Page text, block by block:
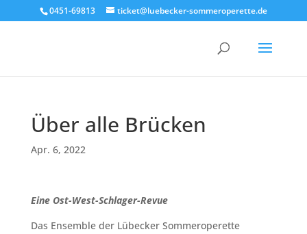
0451-69813 ticket@luebecker-sommeroperette.de
Über alle Brücken
Apr. 6, 2022
Eine Ost-West-Schlager-Revue
Das Ensemble der Lübecker Sommeroperette